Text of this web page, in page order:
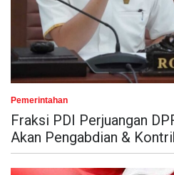
Pemerintahan
Fraksi PDI Perjuangan
Akan Pengabdian &